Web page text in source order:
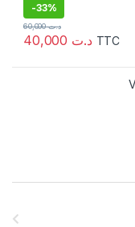
-33%
د.ت
د.ت60,000
TTC